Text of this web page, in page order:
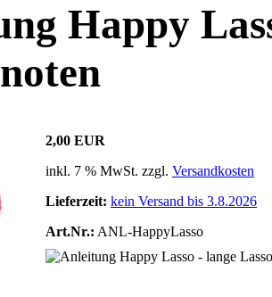
Happy
2,00 EUR
inkl. 7 % MwSt. zzgl. Versandkosten
Lieferzeit: kein Versand bis 3.8.2026
Art.Nr.: ANL-HappyLasso